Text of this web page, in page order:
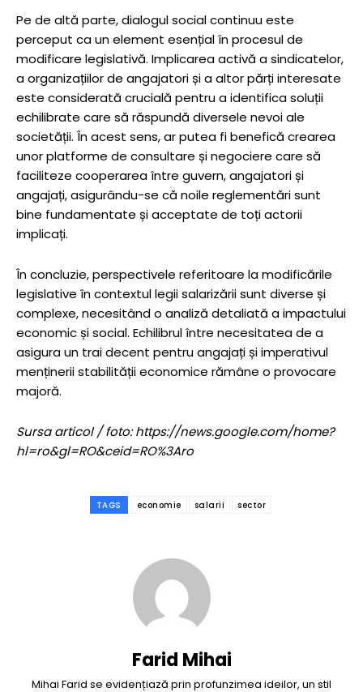
Pe de altă parte, dialogul social continuu este
perceput ca un element esențial în procesul de
modificare legislativă. Implicarea activă a sindicatelor,
a organizațiilor de angajatori și a altor părți interesate
este considerată crucială pentru a identifica soluții
echilibrate care să răspundă diversele nevoi ale
societății. În acest sens, ar putea fi benefică crearea
unor platforme de consultare și negociere care să
faciliteze cooperarea între guvern, angajatori și
angajați, asigurându-se că noile reglementări sunt
bine fundamentate și acceptate de toți actorii
implicați.
În concluzie, perspectivele referitoare la modificările
legislative în contextul legii salarizării sunt diverse și
complexe, necesitând o analiză detaliată a impactului
economic și social. Echilibrul între necesitatea de a
asigura un trai decent pentru angajați și imperativul
menținerii stabilității economice rămâne o provocare
majoră.
Sursa articol / foto: https://news.google.com/home?
hl=ro&gl=RO&ceid=RO%3Aro
TAGS economie salarii sector
Farid Mihai
Mihai Farid se evidențiază prin profunzimea ideilor, un stil